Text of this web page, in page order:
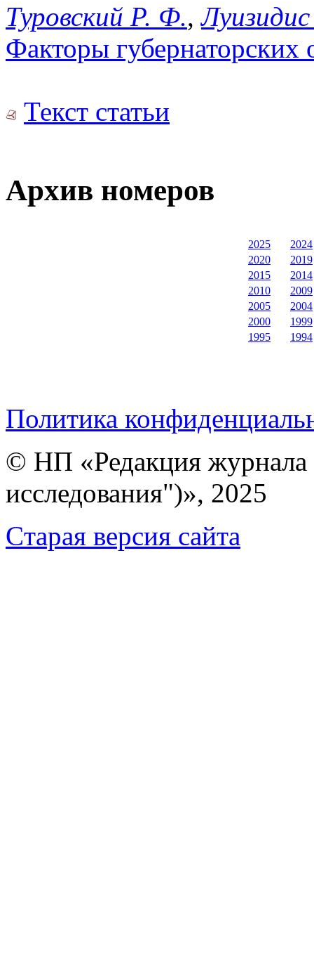
Туровский Р. Ф.,
Факторы губернаторских
Текст статьи
Архив номеров
2025
2024
2020
2019
2015
2014
2010
2009
2005
2004
2000
1999
1995
1994
Политика
© НП «Редакция
исследования")», 2025
Cтарая версия сайта